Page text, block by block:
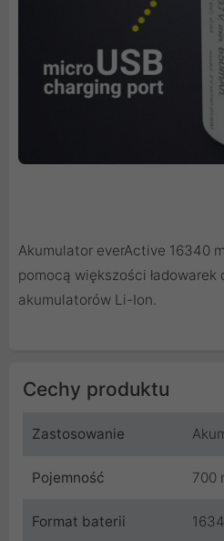
Akumulator everActive 16340
pomocą większości ładowarek
akumulatorów Li-Ion.
Cechy produktu
Zastosowanie
Pojemność 700
Format baterii